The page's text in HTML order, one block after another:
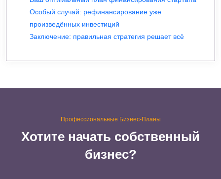
Особый случай: рефинансирование уже
произведённых инвестиций
Заключение: правильная стратегия решает всё
Профессиональные Бизнес-Планы
Хотите начать собственный
бизнес?